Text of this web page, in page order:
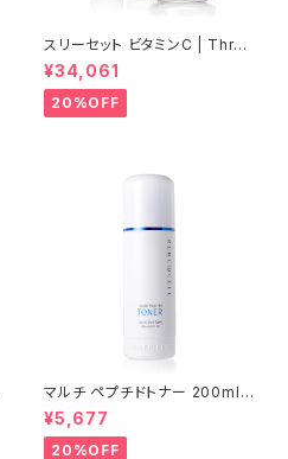
スリーセット ビタミンC | Three
sets of vitamin C【Rene-C
ell】ルネセル
¥34,061
20%OFF
マルチ ペプチドトナー 200ml |
Multi Peptide Toner【Rene
-Cell】ルネセル
¥5,677
20%OFF